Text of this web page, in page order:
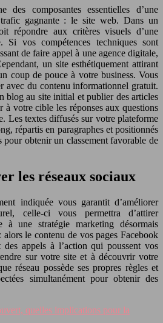
composantes essentielles d’une
trafic gagnante : le site web. Dans un
répondre aux critères visuels d’une
Si vos compétences techniques sont
de faire appel à une agence digitale,
un site esthétiquement attirant
coup de pouce à votre business. Vous
avec du contenu informationnel gratuit.
blog au site initial et publier des articles
à votre cible les réponses aux questions
Les textes diffusés sur votre plateforme
répartis en paragraphes et positionnés
pour obtenir un classement favorable de
les réseaux sociaux
indiquée vous garantit d’améliorer
celle-ci vous permettra d’attirer
à une stratégie marketing désormais
le contenu de vos pages Facebook
appels à l’action qui poussent vos
sur votre site et à découvrir votre
réseau possède ses propres règles et
simultanément pour obtenir des
quelles implications pour la